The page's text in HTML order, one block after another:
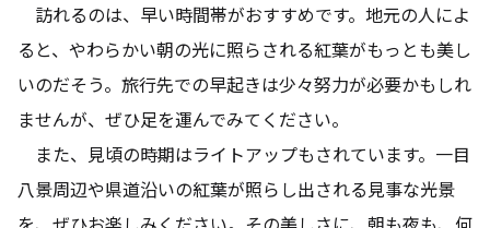
訪れるのは、早い時間帯がおすすめです。地元の人によ
ると、やわらかい朝の光に照らされる紅葉がもっとも美し
いのだそう。旅行先での早起きは少々努力が必要かもしれ
ませんが、ぜひ足を運んでみてください。
また、見頃の時期はライトアップもされています。一目
八景周辺や県道沿いの紅葉が照らし出される見事な光景